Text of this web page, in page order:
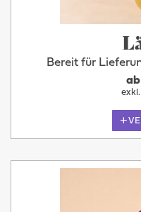
Bereit für
ab